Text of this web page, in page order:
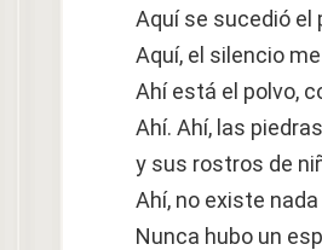
Aquí se sucedió el
Aquí, el silencio
Ahí está el polvo,
Ahí. Ahí, las
y sus rostros de
Ahí, no existe
Nunca hubo un